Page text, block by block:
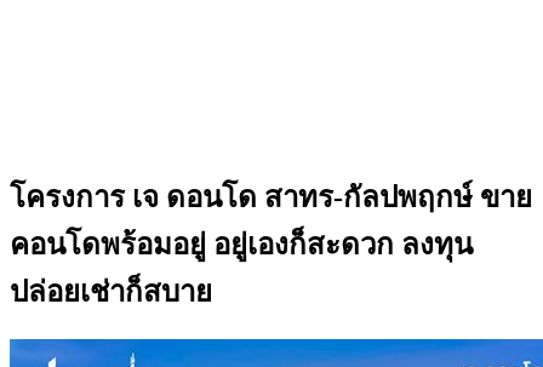
โครงการ เจ ดอนโด สาทร-กัลปพฤกษ์ ขาย
คอนโดพร้อมอยู่ อยู่เองก็สะดวก ลงทุน
ปล่อยเช่าก็สบาย